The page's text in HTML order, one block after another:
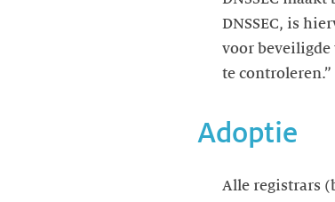
DNSSEC, is
voor beveiligde
te controleren.”
Adoptie
Alle registrars